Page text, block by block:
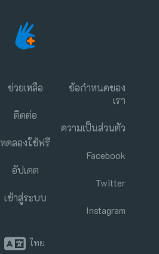
ช่วยเหลือ
ติดต่อ
ทดลองใช้ฟรี
อัปเดต
เข้าสู่ระบบ
ข้อกำหนดของ
เรา
ความเป็นส่วนตัว
Facebook
Twitter
Instagram
ไทย